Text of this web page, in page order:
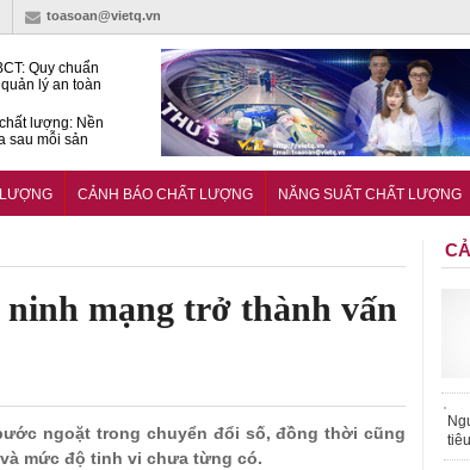
toasoan@vietq.vn
Quy chuẩn
lý an toàn
lượng: Nền
sau mỗi sản
thị tri thức tạiCẢNH BÁO CHẤT LƯỢNG NĂNG SUẤT CHẤT LƯỢNG
mạng trở thành vấn
ngoặt trong chuyển đổi số, đồng thời cũng
mức độ tinh vi chưa từng có.